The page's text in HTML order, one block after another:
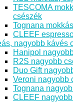
TESCOMA
csészék
Tognana
CLEEF
nagyobb kávés
Hanipol
R2S nagyobb
Duo Gift
Veroni nagyobb
Tognana
CLEEF